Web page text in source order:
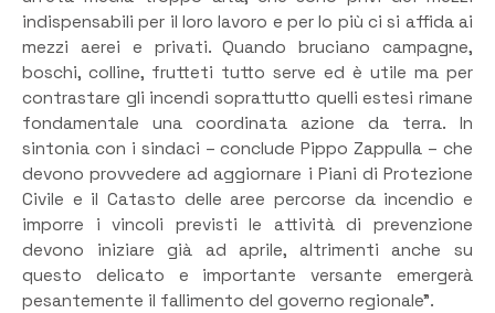
indispensabili per il loro lavoro e per lo più ci si affida ai
mezzi aerei e privati. Quando bruciano campagne,
boschi, colline, frutteti tutto serve ed è utile ma per
contrastare gli incendi soprattutto quelli estesi rimane
fondamentale una coordinata azione da terra. In
sintonia con i sindaci – conclude Pippo Zappulla – che
devono provvedere ad aggiornare i Piani di Protezione
Civile e il Catasto delle aree percorse da incendio e
imporre i vincoli previsti le attività di prevenzione
devono iniziare già ad aprile, altrimenti anche su
questo delicato e importante versante emergerà
pesantemente il fallimento del governo regionale”.